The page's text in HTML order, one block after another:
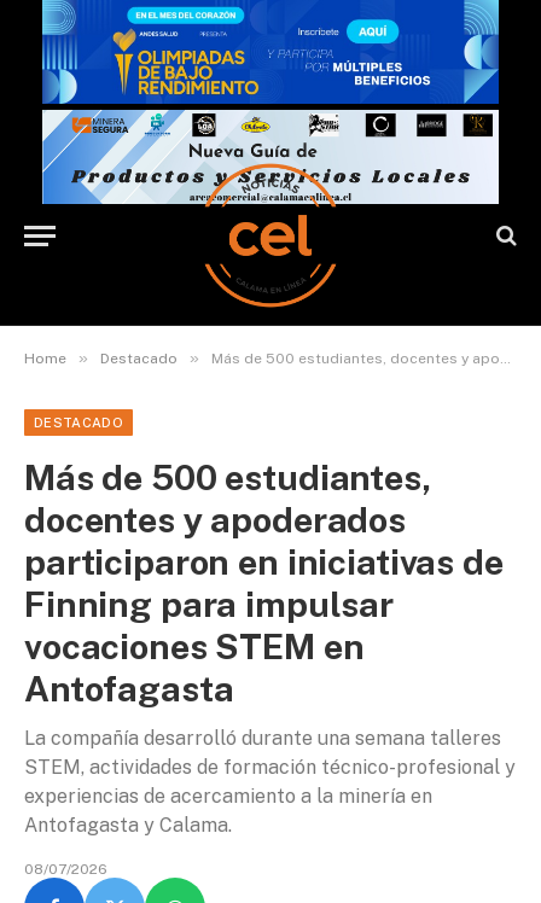
Home » Destacado » Más de 500 estudiantes, docentes y apoderados participaron en iniciativas de Finning para impulsar vocaciones STEM en Antofagasta
DESTACADO
Más de 500 estudiantes,
docentes y apoderados
participaron en iniciativas de
Finning para impulsar
vocaciones STEM en
Antofagasta
La compañía desarrolló durante una semana talleres
STEM, actividades de formación técnico-profesional y
experiencias de acercamiento a la minería en
Antofagasta y Calama.
08/07/2026